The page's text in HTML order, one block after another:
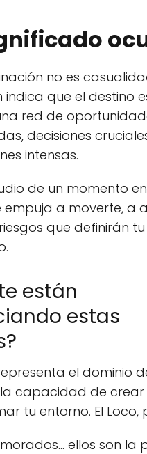
no es
indica que el destino
red de
decisiones
intensas.
de un momento
empuja a moverte, a
que definirán
están
estas
el dominio
capacidad de crear
tu entorno. El
ellos son